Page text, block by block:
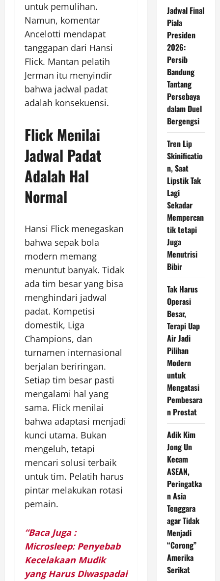
untuk pemulihan.
Namun, komentar
Ancelotti mendapat
tanggapan dari Hansi
Flick. Mantan pelatih
Jerman itu menyindir
bahwa jadwal padat
adalah konsekuensi.
Flick Menilai
Jadwal Padat
Adalah Hal
Normal
Hansi Flick menegaskan
bahwa sepak bola
modern memang
menuntut banyak. Tidak
ada tim besar yang bisa
menghindari jadwal
padat. Kompetisi
domestik, Liga
Champions, dan
turnamen internasional
berjalan beriringan.
Setiap tim besar pasti
mengalami hal yang
sama. Flick menilai
bahwa adaptasi menjadi
kunci utama. Bukan
mengeluh, tetapi
mencari solusi terbaik
untuk tim. Pelatih harus
pintar melakukan rotasi
pemain.
“Baca Juga :
Microsleep: Penyebab
Kecelakaan Mudik
yang Harus Diwaspadai
Jadwal Final
Piala
Presiden
2026:
Persib
Bandung
Tantang
Persebaya
dalam Duel
Bergengsi
Tren Lip
Skinificatio
n, Saat
Lipstik Tak
Lagi
Sekadar
Mempercan
tik tetapi
Juga
Menutrisi
Bibir
Tak Harus
Operasi
Besar,
Terapi Uap
Air Jadi
Pilihan
Modern
untuk
Mengatasi
Pembesara
n Prostat
Adik Kim
Jong Un
Kecam
ASEAN,
Peringatka
n Asia
Tenggara
agar Tidak
Menjadi
“Corong”
Amerika
Serikat